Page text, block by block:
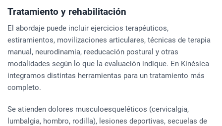
Tratamiento y rehabilitación
El abordaje puede incluir ejercicios terapéuticos,
estiramientos, movilizaciones articulares, técnicas de terapia
manual, neurodinamia, reeducación postural y otras
modalidades según lo que la evaluación indique. En Kinésica
integramos distintas herramientas para un tratamiento más
completo.
Se atienden dolores musculoesqueléticos (cervicalgia,
lumbalgia, hombro, rodilla), lesiones deportivas, secuelas de